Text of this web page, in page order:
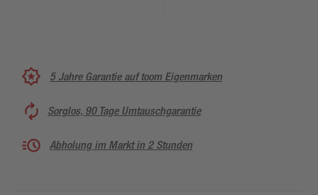
5 Jahre Garantie auf toom Eigenmarken
Sorglos, 90 Tage Umtauschgarantie
Abholung im Markt in 2 Stunden